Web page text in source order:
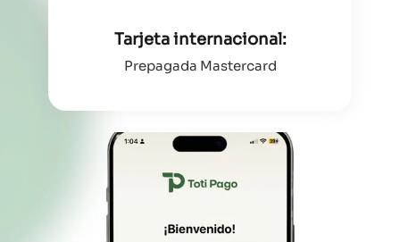
Tarjeta internacional:
Prepagada Mastercard